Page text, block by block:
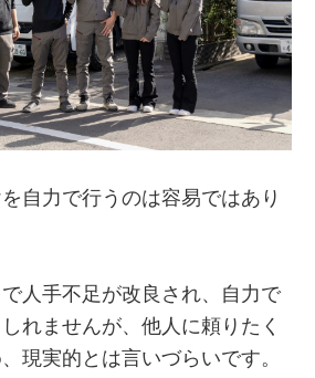
自力で行うのは容易ではあり
人手不足が改良され、自力で
れませんが、他人に頼りたく
現実的とは言いづらいです。